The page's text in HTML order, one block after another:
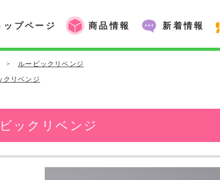
ップページ 商品情報 新着情報
>
ルービックリベンジ
クリベンジ
ックリベンジ